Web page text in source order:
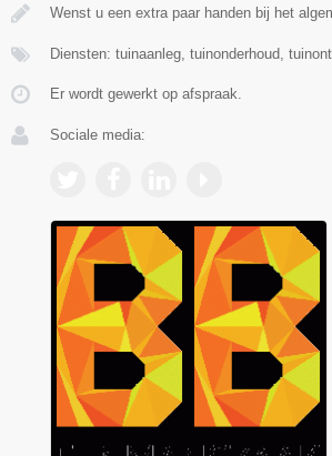
Wenst u een extra paar handen bij het
Diensten: tuinaanleg, tuinonderhoud,
Er wordt gewerkt op afspraak.
Sociale media: